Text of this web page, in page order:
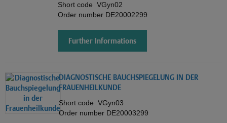
Short code VGyn02
Order number DE20002299
Further Informations
DIAGNOSTISCHE BAUCHSPIEGELUNG IN DER
FRAUENHEILKUNDE
Short code VGyn03
Order number DE20003299